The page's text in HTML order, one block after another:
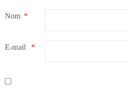
Nom *
E-mail *